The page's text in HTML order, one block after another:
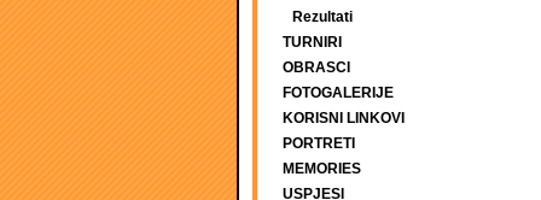
Rezultati
TURNIRI
OBRASCI
FOTOGALERIJE
KORISNI LINKOVI
PORTRETI
MEMORIES
USPJESI